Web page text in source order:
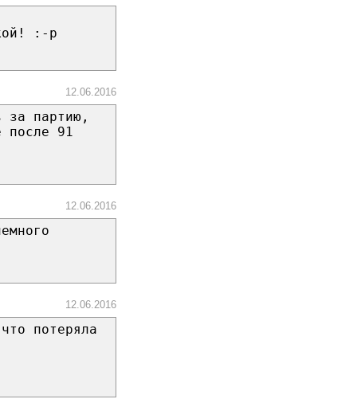
:-p
12.06.2016
за партию,
после 91
12.06.2016
12.06.2016
потеряла